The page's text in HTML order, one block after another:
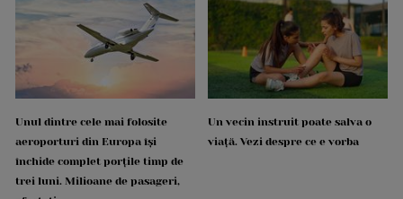
Unul dintre cele mai folosite
aeroporturi din Europa își
închide complet porțile timp de
trei luni. Milioane de pasageri,
Un vecin instruit poate salva o
viață. Vezi despre ce e vorba